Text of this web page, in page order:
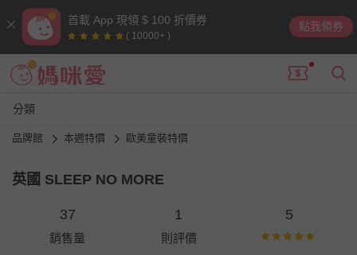
首載 App 現領 $ 100 折價券
( 10000+ )
點我領券
分類
品牌館 本週特價 歐美童裝特價
英國 SLEEP NO MORE
37
銷售量
1
則評價
5